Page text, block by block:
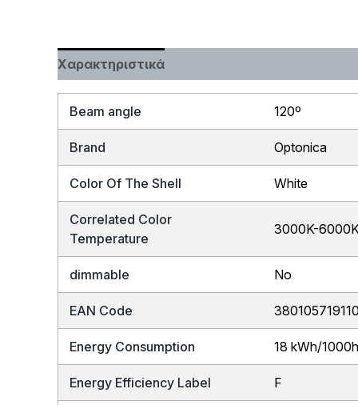
Χαρακτηριστικά
Beam angle 120º
Brand Optonica
Color Of The Shell White
Correlated Color
Temperature
3000K-
dimmable No
EAN Code
Energy Consumption 18 kWh/1000h
Energy Efficiency Label F